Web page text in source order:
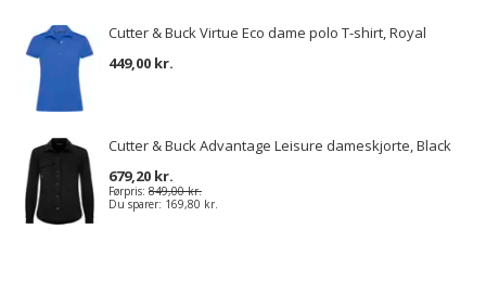
Cutter & Buck Virtue Eco dame polo T-shirt, Royal
449,00 kr.
Cutter & Buck Advantage Leisure dameskjorte, Black
679,20 kr.
Førpris: 849,00 kr.
Du sparer: 169,80 kr.